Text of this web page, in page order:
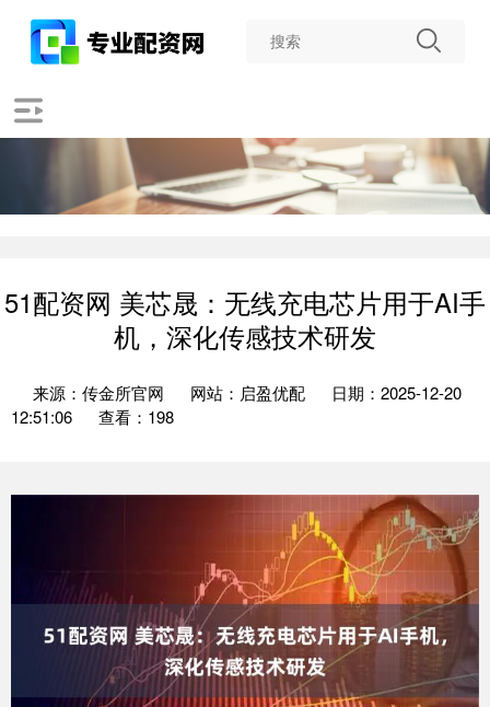
51配资网 美芯晟：无线充电芯片用于AI手
机，深化传感技术研发
来源：传金所官网 网站：启盈优配
日期：2025-12-20
12:51:06
查看：198